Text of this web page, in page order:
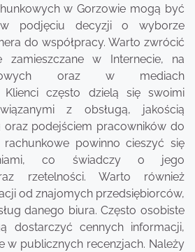
w Gorzowie mogą być
podjęciu decyzji o wyborze
do współpracy. Warto zwrócić
zamieszczane w Internecie, na
oraz w mediach
Klienci często dzielą się swoimi
z obsługą, jakością
oraz podejściem pracowników do
powinno cieszyć się
co świadczy o jego
rzetelności. Warto również
od znajomych przedsiębiorców,
danego biura. Często osobiste
dostarczyć cennych informacji,
w publicznych recenzjach. Należy